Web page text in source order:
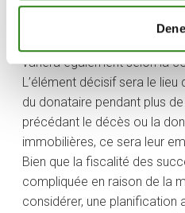
Et si nous nous limitons au
variera également selon la
L’élément décisif sera le
du donataire pendant plus
précédant le décès ou la
immobilières, ce sera leur
Bien que la fiscalité des
compliquée en raison de la
considérer, une planification